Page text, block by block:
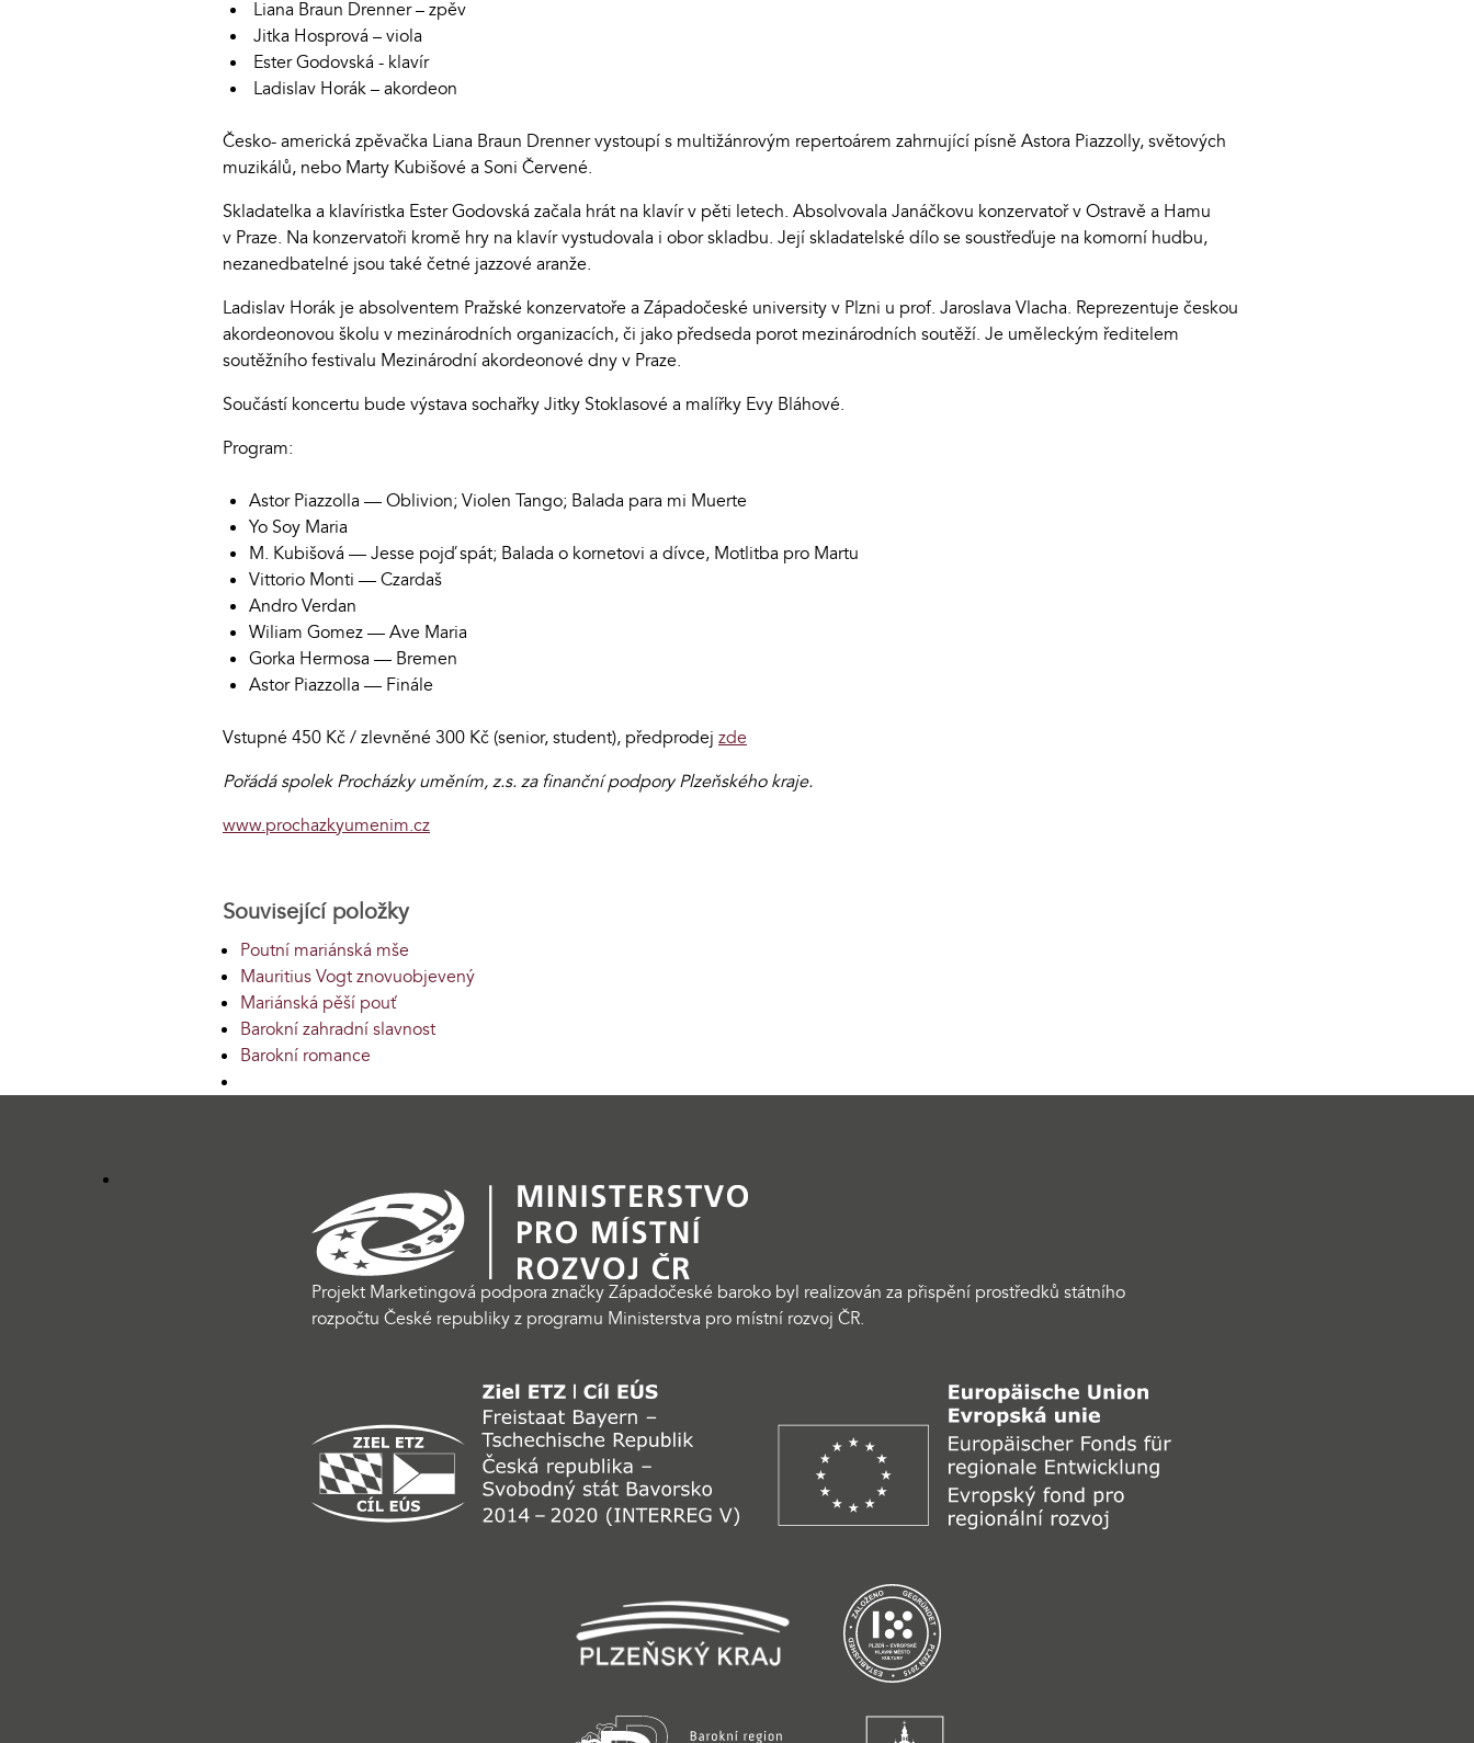
Liana Braun Drenner – zpěv
Jitka Hosprová – viola
Ester Godovská - klavír
Ladislav Horák – akordeon
Česko- americká zpěvačka Liana Braun Drenner vystoupí s multižánrovým repertoárem zahrnující písně Astora Piazzolly, světových
muzikálů, nebo Marty Kubišové a Soni Červené.
Skladatelka a klavíristka Ester Godovská začala hrát na klavír v pěti letech. Absolvovala Janáčkovu konzervatoř v Ostravě a Hamu
v Praze. Na konzervatoři kromě hry na klavír vystudovala i obor skladbu. Její skladatelské dílo se soustřeďuje na komorní hudbu,
nezanedbatelné jsou také četné jazzové aranže.
Ladislav Horák je absolventem Pražské konzervatoře a Západočeské university v Plzni u prof. Jaroslava Vlacha. Reprezentuje českou
akordeonovou školu v mezinárodních organizacích, či jako předseda porot mezinárodních soutěží. Je uměleckým ředitelem
soutěžního festivalu Mezinárodní akordeonové dny v Praze.
Součástí koncertu bude výstava sochařky Jitky Stoklasové a malířky Evy Bláhové.
Program:
Astor Piazzolla — Oblivion; Violen Tango; Balada para mi Muerte
Yo Soy Maria
M. Kubišová — Jesse pojď spát; Balada o kornetovi a dívce, Motlitba pro Martu
Vittorio Monti — Czardaš
Andro Verdan
Wiliam Gomez — Ave Maria
Gorka Hermosa — Bremen
Astor Piazzolla — Finále
Vstupné 450 Kč / zlevněné 300 Kč (senior, student), předprodej zde
Pořádá spolek Procházky uměním, z.s. za finanční podpory Plzeňského kraje.
www.prochazkyumenim.cz
Související položky
Poutní mariánská mše
Mauritius Vogt znovuobjevený
Mariánská pěší pouť
Barokní zahradní slavnost
Barokní romance
Projekt Marketingová podpora značky Západočeské baroko byl realizován za přispění prostředků státního
rozpočtu České republiky z programu Ministerstva pro místní rozvoj ČR.